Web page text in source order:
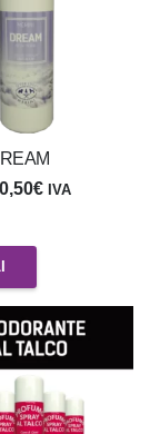
Le
opzioni
possono
essere
scelte
nella
del
€Fascia
21,96€
a
30,50€
IVA
prodotto
ha
più
varianti.
Le